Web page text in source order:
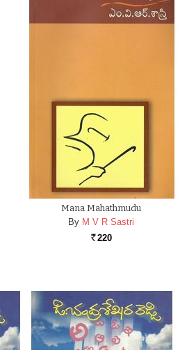
Mana Mahathmudu
By M V R Sastri
Rs. 220